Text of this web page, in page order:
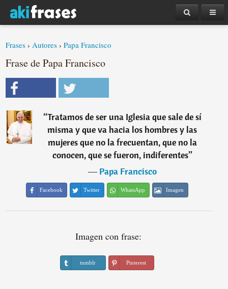
Frases ›Autores ›Papa Francisco
Frase de Papa Francisco
“Tratamos de ser una Iglesia que sale de sí
misma y que va hacia los hombres y las
mujeres que no la frecuentan, que no la
conocen, que se fueron, indiferentes”
―Papa Francisco
Facebook Twitter WhatsApp Imagen
Imagen con frase:
tumblr Pinterest